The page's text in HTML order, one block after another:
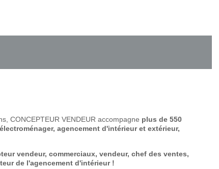
CONCEPTEUR VENDEUR accompagne plus de 550
agencement d'intérieur et extérieur,
vendeur, commerciaux, vendeur, chef des ventes,
de l'agencement d'intérieur !